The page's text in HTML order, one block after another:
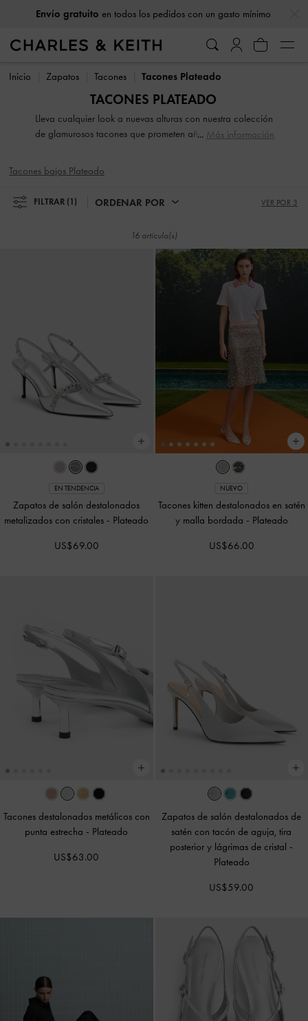
Envío gratuito en todos los pedidos con un gasto mínimo
Envío gratuitoen todos los pedidos con un gasto mínimo
Inicio Zapatos Tacones Tacones Plateado
TACONES PLATEADO
Lleva cualquier look a nuevas alturas con nuestra colección
de glamurosos tacones que prometen añadir impacto visual
robustas plataformas, nuestra colección de zapatos altos y
tacones bajos es la mejor manera de hacer una entrada
Más información
Tacones bajos Plateado
FILTRAR (1) ORDENAR POR VER POR 3
16 artículo(s)
EN TENDENCIA
Zapatos de salón destalonados
metalizados con cristales - Plateado
US$69.00
NUEVO
Tacones kitten destalonados en satén
y malla bordada - Plateado
US$66.00
Tacones destalonados metálicos con
punta estrecha - Plateado
US$63.00
Zapatos de salón destalonados de
satén con tacón de aguja, tira
posterior y lágrimas de cristal -
Plateado
US$59.00